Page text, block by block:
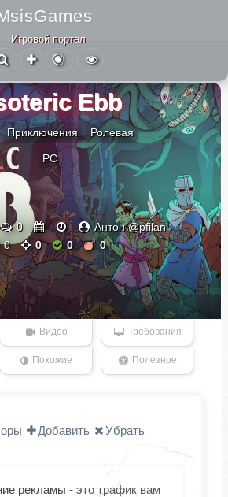
Игровой портал
Ebb
Приключения Ролевая
PC
0
Антон @pfilan
0
0 0 0
Видео Требования
Похожие Полезное
Добавить Убрать
рекламы - это трафик вам